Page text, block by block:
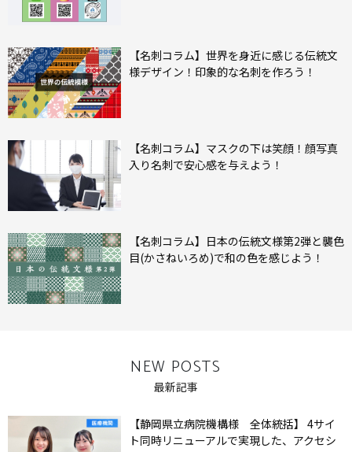
【名刺コラム】世界を身近に感じる伝統文
様デザイン！印象的な名刺を作ろう！
【名刺コラム】マスクの下は笑顔！顔写真
入り名刺で安心感を与えよう！
【名刺コラム】日本の伝統文様第2弾と襲色
目(かさねいろめ)で和の色を感じよう！
NEW POSTS
最新記事
【静岡県立病院機構様 全体統括】 4サイ
ト同時リニューアルで実現した、アクセシ